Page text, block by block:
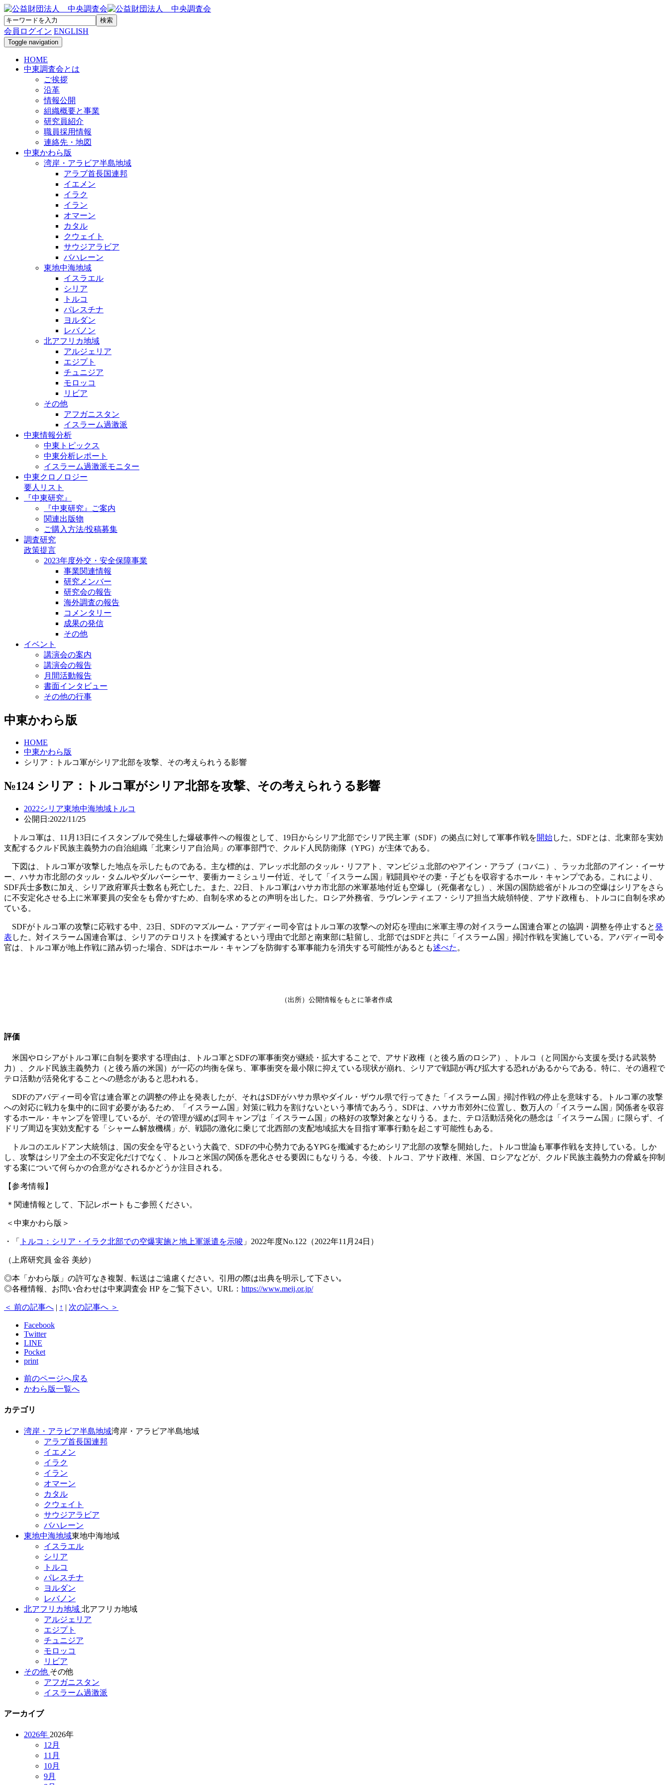
会員ログイン ENGLISH
Toggle navigation
HOME
中東調査会とは
ご挨拶
沿革
情報公開
組織概要と事業
研究員紹介
職員採用情報
連絡先・地図
中東かわら版
湾岸・アラビア半島地域
アラブ首長国連邦
イエメン
イラク
イラン
オマーン
カタル
クウェイト
サウジアラビア
バハレーン
東地中海地域
イスラエル
シリア
トルコ
パレスチナ
ヨルダン
レバノン
北アフリカ地域
アルジェリア
エジプト
チュニジア
モロッコ
リビア
その他
アフガニスタン
イスラーム過激派
中東情報分析
中東トピックス
中東分析レポート
イスラーム過激派モニター
中東クロノロジー
要人リスト
『中東研究』
『中東研究』ご案内
関連出版物
ご購入方法/投稿募集
調査研究
政策提言
2023年度外交・安全保障事業
事業関連情報
研究メンバー
研究会の報告
海外調査の報告
コメンタリー
成果の発信
その他
イベント
講演会の案内
講演会の報告
月間活動報告
書面インタビュー
その他の行事
中東かわら版
HOME
中東かわら版
シリア：トルコ軍がシリア北部を攻撃、その考えられうる影響
№124 シリア：トルコ軍がシリア北部を攻撃、その考えられうる影響
2022シリア東地中海地域 トルコ
公開日:2022/11/25
トルコ軍は、11月13日にイスタンブルで発生した爆破事件への報復として、19日からシリア北部でシリア民主軍（SDF）の拠点に対して軍事作戦を開始した。SDFとは、北東部を実効
支配するクルド民族主義勢力の自治組織「北東シリア自治局」の軍事部門で、クルド人民防衛隊（YPG）が主体である。
下図は、トルコ軍が攻撃した地点を示したものである。主な標的は、アレッポ北部のタッル・リフアト、マンビジュ北部のやアイン・アラブ（コバニ）、ラッカ北部のアイン・イーサ
ー、ハサカ市北部のタッル・タムルやダルバーシーヤ、要衝カーミシュリー付近、そして「イスラーム国」戦闘員やその妻・子どもを収容するホール・キャンプである。これにより、
SDF兵士多数に加え、シリア政府軍兵士数名も死亡した。また、22日、トルコ軍はハサカ市北部の米軍基地付近も空爆し（死傷者なし）、米国の国防総省がトルコの空爆はシリアをさら
に不安定化させる上に米軍要員の安全をも脅かすため、自制を求めるとの声明を出した。ロシア外務省、ラヴレンティエフ・シリア担当大統領特使、アサド政権も、トルコに自制を求め
ている。
SDFがトルコ軍の攻撃に応戦する中、23日、SDFのマズルーム・アブディー司令官はトルコ軍の攻撃への対応を理由に米軍主導の対イスラーム国連合軍との協調・調整を停止すると発
表 した。対イスラーム国連合軍は、シリアのテロリストを撲滅するという理由で北部と南東部に駐留し、北部ではSDFと共に「イスラーム国」掃討作戦を実施している。アバディー司令
官は、トルコ軍が地上作戦に踏み切った場合、SDFはホール・キャンプを防御する軍事能力を消失する可能性があるとも述べた 。
（出所）公開情報をもとに筆者作成
評価
米国やロシアがトルコ軍に自制を要求する理由は、トルコ軍とSDFの軍事衝突が継続・拡大することで、アサド政権（と後ろ盾のロシア）、トルコ（と同国から支援を受ける武装勢
力）、クルド民族主義勢力（と後ろ盾の米国）が一応の均衡を保ち、軍事衝突を最小限に抑えている現状が崩れ、シリアで戦闘が再び拡大する恐れがあるからである。特に、その過程で
テロ活動が活発化することへの懸念があると思われる。
SDFのアバディー司令官は連合軍との調整の停止を発表したが、それはSDFがハサカ県やダイル・ザウル県で行ってきた「イスラーム国」掃討作戦の停止を意味する。トルコ軍の攻撃
への対応に戦力を集中的に回す必要があるため、「イスラーム国」対策に戦力を割けないという事情であろう。SDFは、ハサカ市郊外に位置し、数万人の「イスラーム国」関係者を収容
するホール・キャンプを管理しているが、その管理が緩めば同キャンプは「イスラーム国」の格好の攻撃対象となりうる。また、テロ活動活発化の懸念は「イスラーム国」に限らず、イ
ドリブ周辺を実効支配する「シャーム解放機構」が、戦闘の激化に乗じて北西部の支配地域拡大を目指す軍事行動を起こす可能性もある。
トルコのエルドアン大統領は、国の安全を守るという大義で、SDFの中心勢力であるYPGを殲滅するためシリア北部の攻撃を開始した。トルコ世論も軍事作戦を支持している。しか
し、攻撃はシリア全土の不安定化だけでなく、トルコと米国の関係を悪化させる要因にもなりうる。今後、トルコ、アサド政権、米国、ロシアなどが、クルド民族主義勢力の脅威を抑制
する案について何らかの合意がなされるかどうか注目される。
【参考情報】
＊関連情報として、下記レポートもご参照ください。
＜中東かわら版＞
・「 トルコ：シリア・イラク北部での空爆実施と地上軍派遣を示唆 」2022年度No.122（2022年11月24日）
（上席研究員 金谷 美紗）
◎本「かわら版」の許可なき複製、転送はご遠慮ください。引用の際は出典を明示して下さい｡
◎各種情報、お問い合わせは中東調査会 HP をご覧下さい。URL： https://www.meij.or.jp/
＜ 前の記事へ | ↑ | 次の記事へ ＞
Facebook
Twitter
LINE
Pocket
print
前のページへ戻る
かわら版一覧へ
カテゴリ
湾岸・アラビア半島地域湾岸・アラビア半島地域
アラブ首長国連邦
イエメン
イラク
イラン
オマーン
カタル
クウェイト
サウジアラビア
バハレーン
東地中海地域東地中海地域
イスラエル
シリア
トルコ
パレスチナ
ヨルダン
レバノン
北アフリカ地域 北アフリカ地域
アルジェリア
エジプト
チュニジア
モロッコ
リビア
その他 その他
アフガニスタン
イスラーム過激派
アーカイブ
2026年 2026年
12月
11月
10月
9月